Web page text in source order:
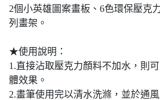
2個小英雄圖案畫板、6色環保壓克
列畫架。
★使用說明：
1.直接沾取壓克力顏料不加水，則
體效果。
2.畫筆使用完以清水洗滌，並於通風